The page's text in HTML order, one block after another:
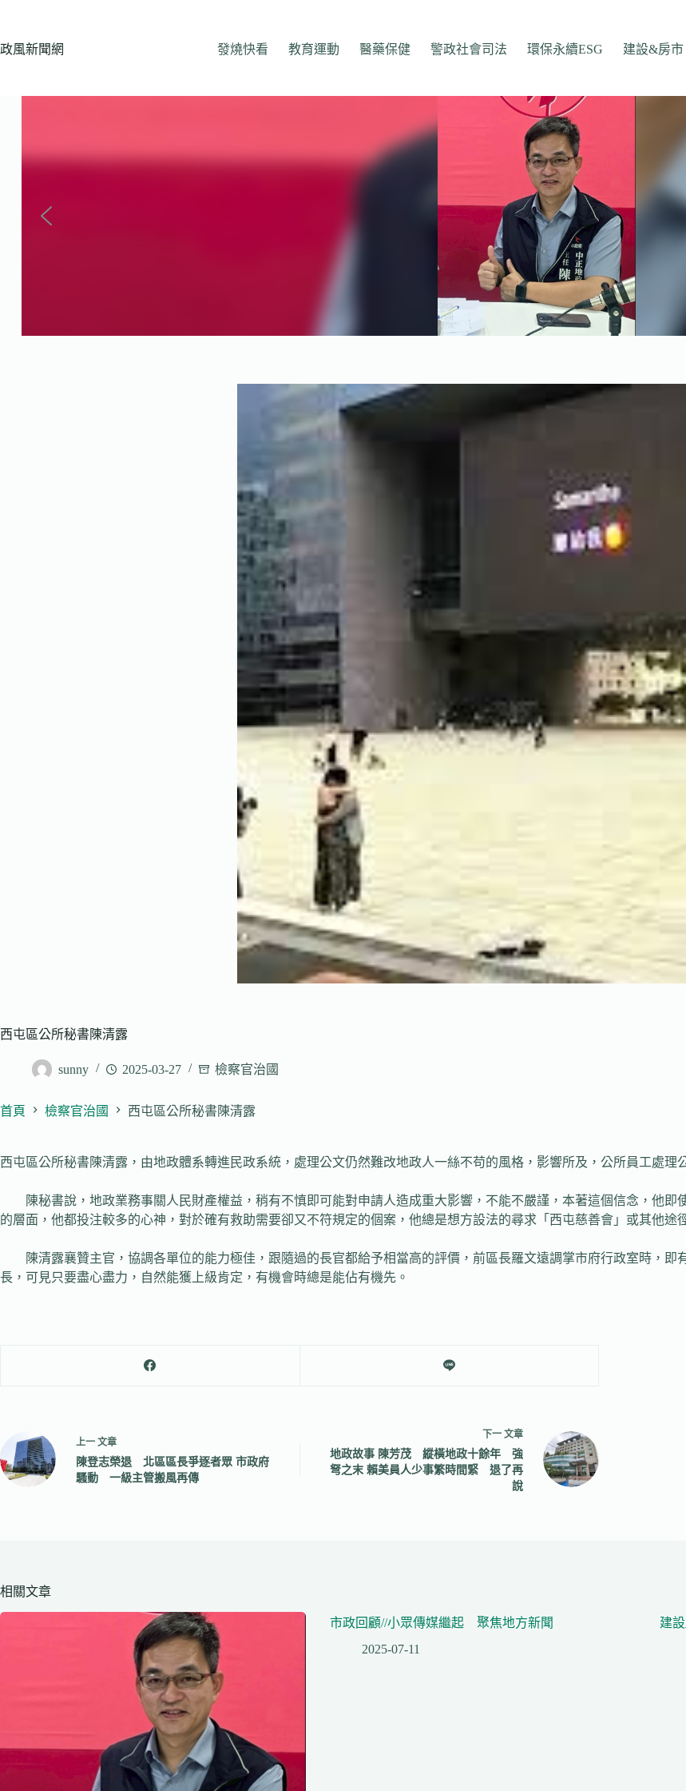
主
政風新聞網 發燒快看 教育運動 醫藥保健 警政社會司法 環保永續ESG 建設&房市
西屯區公所秘書陳清露
sunny 2025-03-27 檢察官治國
首頁 檢察官治國 西屯區公所秘書陳清露
西屯區公所秘書陳清露，由地政體系轉進民政系統，處理公文仍然難改地政人一絲不苟的風格，影響所及，公所員工處理
陳秘書說，地政業務事關人民財產權益，稍有不慎即可能對申請人造成重大影響，不能不嚴謹，本著這個信念，他即
的層面，他都投注較多的心神，對於確有救助需要卻又不符規定的個案，他總是想方設法的尋求「西屯慈善會」或其他途
陳清露襄贊主官，協調各單位的能力極佳，跟隨過的長官都給予相當高的評價，前區長羅文遠調掌市府行政室時，即
長，可見只要盡心盡力，自然能獲上級肯定，有機會時總是能佔有機先。
上一 文章
陳登志榮退 北區區長爭逐者眾 市政府
騷動 一級主管搬風再傳
下一 文章
地政故事 陳芳茂 縱橫地政十餘年 強
弩之末 賴美員人少事繁時間緊 退了再
說
相關文章
市政回顧//小眾傳媒繼起 聚焦地方新聞
2025-07-11
建